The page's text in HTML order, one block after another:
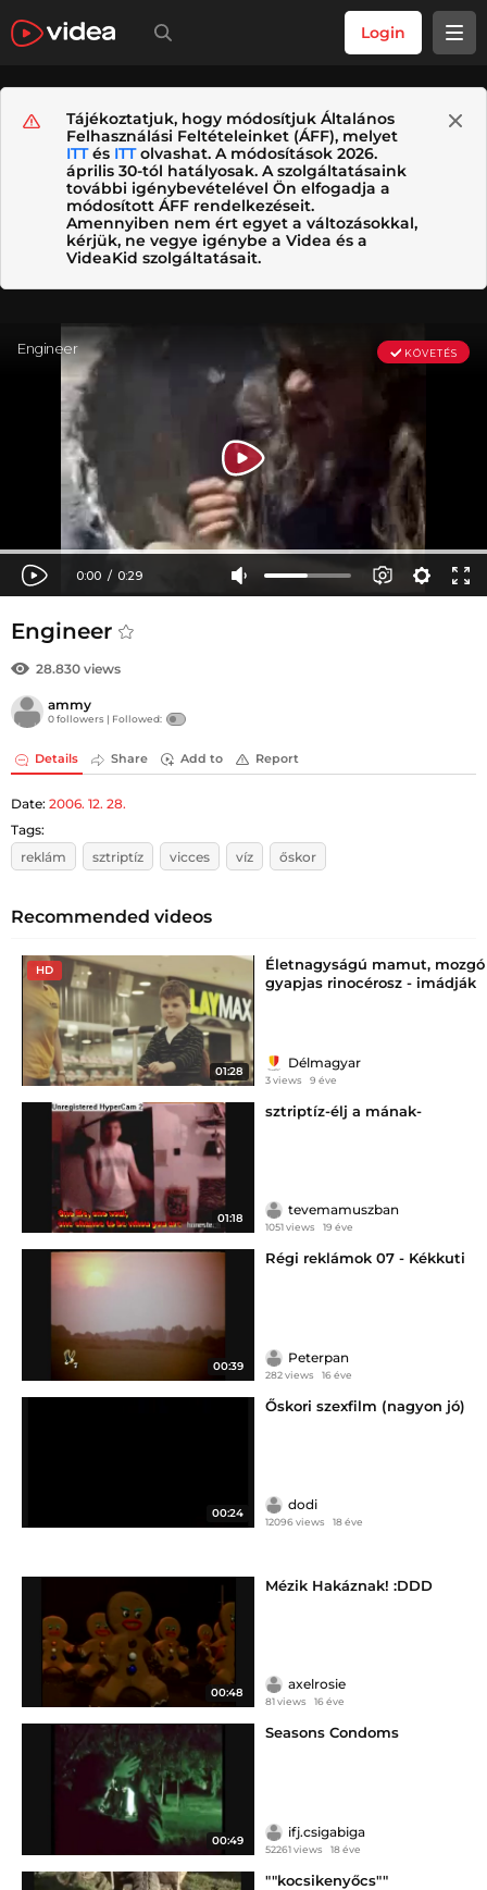
Login
Tájékoztatjuk, hogy módosítjuk Általános
Felhasználási Feltételeinket (ÁFF), melyet
ITTés ITTolvashat. A módosítások 2026.
április 30-tól hatályosak. A szolgáltatásaink
további igénybevételével Ön elfogadja a
módosított ÁFF rendelkezéseit.
Amennyiben nem ért egyet a változásokkal,
kérjük, ne vegye igénybe a Videa és a
VideaKid szolgáltatásait.
Engineer
28.830 views
ammy
0 followers | Followed:
Details Share Add to Report
Date: 2006. 12. 28.
Tags:
reklám
sztriptíz vicces víz őskor
Recommended videos
HD
01:28
Életnagyságú mamut, mozgó
gyapjas rinocérosz - imádják
Délmagyar
3 views 9 éve
01:18
sztriptíz-élj a mának-
tevemamuszban
1051 views 19 éve
00:39
Régi reklámok 07 - Kékkuti
Peterpan
282 views 16 éve
00:24
Őskori szexfilm (nagyon jó)
dodi
12096 views 18 éve
00:48
Mézik Hakáznak! :DDD
axelrosie
81 views 16 éve
00:49
Seasons Condoms
ifj.csigabiga
52261 views 18 éve
""kocsikenyőcs""